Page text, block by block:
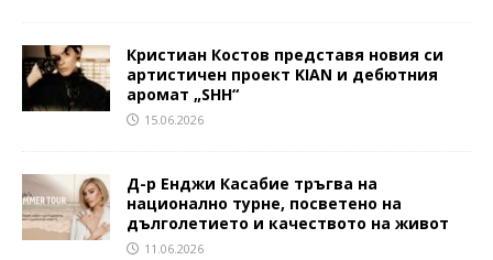
Кристиан Костов представя новия си
артистичен проект KIAN и дебютния
аромат „SHH“
15.06.2026
Д-р Енджи Касабие тръгва на
национално турне, посветено на
дълголетието и качеството на живот
11.06.2026